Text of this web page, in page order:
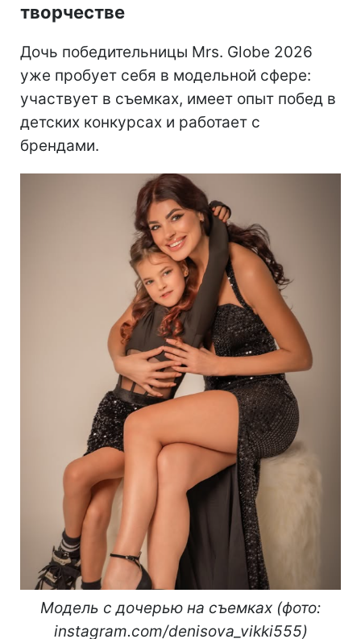
творчестве
Дочь победительницы Mrs. Globe 2026
уже пробует себя в модельной сфере:
участвует в съемках, имеет опыт побед в
детских конкурсах и работает с
брендами.
Модель с дочерью на съемках (фото:
instagram.com/denisova_vikki555)